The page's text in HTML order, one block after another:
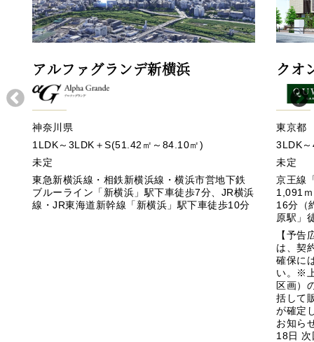
アルファグランデ新横浜
神奈川県
1LDK～3LDK＋S(51.42㎡～84.10㎡)
未定
東急新横浜線・相鉄新横浜線・横浜市営地下鉄
ブルーライン「新横浜」駅下車徒歩7分、JR横浜
線・JR東海道新幹線「新横浜」駅下車徒歩10分
クオ
東京都
3LDK
未定
京王線
1,091
16分（
原駅」
【予告
は、契
確保に
い。※
区画）
括して
が確定
お知ら
18日